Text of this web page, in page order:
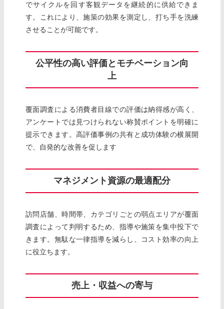
でサイクルを回す客観データを継続的に供給できま
す。これにより、施策の効果を測定し、打ち手を洗練
させることが可能です。
公平性の高い評価とモチベーション向
上
覆面調査による消費者目線での評価は納得感が高く、
アンケートでは見つけられない称賛ポイントを明確に
提示できます。高評価事例の共有と成功体験の横展開
で、自発的な改善を促します
マネジメント資源の最適配分
訪問店舗、時間帯、カテゴリごとの弱点エリアが覆面
調査によって判明するため、指導や施策を集中投下で
きます。無駄な一律指導を減らし、コスト効率の向上
に役立ちます。
売上・収益への寄与